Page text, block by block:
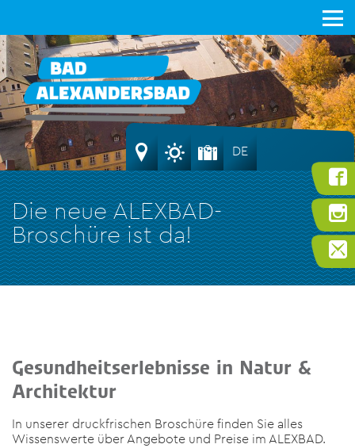
Die neue ALEXBAD-
Broschüre ist da!
DE
Gesundheitserlebnisse in Natur &
Architektur
In unserer druckfrischen Broschüre finden Sie alles
Wissenswerte über Angebote und Preise im ALEXBAD.